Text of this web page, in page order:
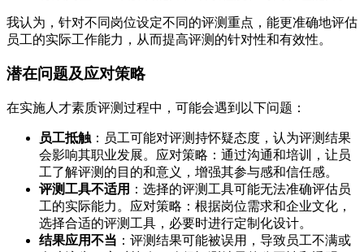
我认为，针对不同岗位设定不同的评测重点，能更准确地评估
员工的实际工作能力，从而提高评测的针对性和有效性。
潜在问题及应对策略
在实施人才素质评测过程中，可能会遇到以下问题：
员工抵触 ：员工可能对评测持怀疑态度，认为评测结果
会影响其职业发展。应对策略：通过沟通和培训，让员
工了解评测的目的和意义，增强其参与感和信任感。
评测工具不适用 ：选择的评测工具可能无法准确评估员
工的实际能力。应对策略：根据岗位需求和企业文化，
选择合适的评测工具，必要时进行定制化设计。
结果应用不当 ：评测结果可能被误用，导致员工不满或